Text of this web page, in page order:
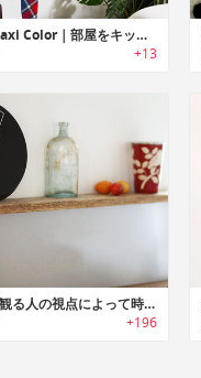
Swatch Maxi Color｜部屋をキッチュにデコレートする特大ウォールクロック
+13
D Clock｜観る人の視点によって時間が変わる掛け時計
+196